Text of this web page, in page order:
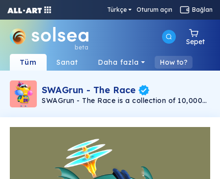
Türkçe Oturum açın Bağlan
beta
Sepet
Tüm Sanat Daha fazla How to?
SWAGrun - The Race
SWAGrun - The Race is a collection of 10,000
collectables living on the Solana blockchain.